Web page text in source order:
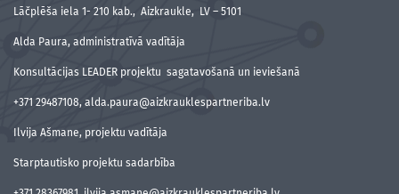
Lāčplēša iela 1- 210 kab., Aizkraukle, LV – 5101
Alda Paura, administratīvā vadītāja
Konsultācijas LEADER projektu sagatavošanā un ieviešanā
+371 29487108, alda.paura@aizkrauklespartneriba.lv
Ilvija Ašmane, projektu vadītāja
Starptautisko projektu sadarbība